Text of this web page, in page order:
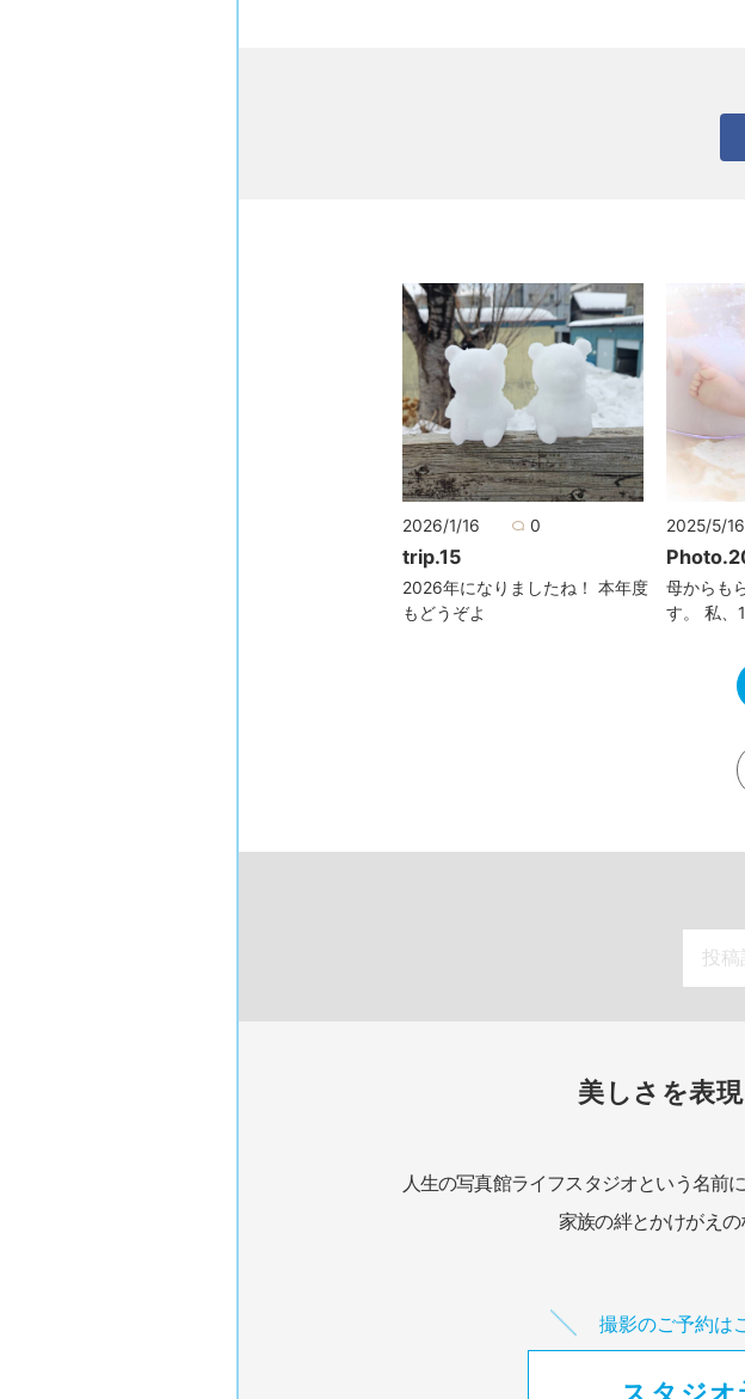
2026/1/16 0
trip.15
2026年になりましたね！ 本年度
もどうぞよ
2025/5/16
母からも
す。 私、
美しさを表
人生の写真館ライフスタジオという名前に
家族の絆とかけがえの
撮影のご予約は
スタジオ